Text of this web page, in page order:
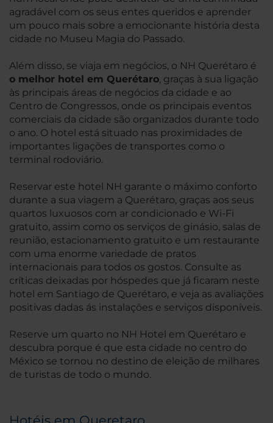
agradável com os seus entes queridos e aprender
um pouco mais sobre a emocionante história desta
cidade no Museu Magia do Passado.
Além disso, se viaja em negócios, o NH Querétaro é
o melhor hotel em Querétaro, graças à sua ligação
às principais áreas de negócios da cidade e ao
Centro de Congressos, onde os principais eventos
comerciais da cidade são organizados durante todo
o ano. O hotel está situado nas proximidades de
importantes ligações de transportes como o
terminal rodoviário.
Reservar este hotel NH garante o máximo conforto
durante a sua viagem a Querétaro, graças aos seus
quartos luxuosos com ar condicionado e Wi-Fi
gratuito, assim como os serviços de ginásio, salas de
reunião, estacionamento gratuito e um restaurante
com uma enorme variedade de pratos
internacionais para todos os gostos. Consulte as
críticas deixadas por hóspedes que já ficaram neste
hotel em Santiago de Querétaro, e veja as avaliações
positivas dadas ás instalações e serviços disponíveis.
Reserve um quarto no NH Hotel em Querétaro e
descubra porque é que esta cidade no centro do
México se tornou no destino de eleição de milhares
de turistas de todo o mundo.